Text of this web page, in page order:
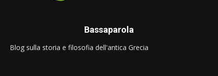
Bassaparola
Blog sulla storia e filosofia dell'antica Grecia